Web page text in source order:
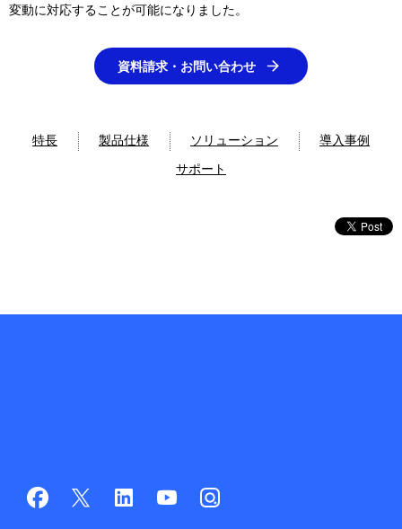
変動に対応することが可能になりました。
資料請求・お問い合わせ
特長 製品仕様 ソリューション
導入事例
サポート